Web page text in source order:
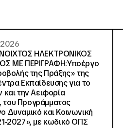
2026
ΗΛΕΚΤΡΟΝΙΚΟΣ
ΜΕ ΠΕΡΙΓΡΑΦΗ:Υποέργο
της Πράξης» της
Εκπαίδευσης για το
και την Αειφορία
του Προγράμματος
Δυναμικό και Κοινωνική
2027», με κωδικό ΟΠΣ